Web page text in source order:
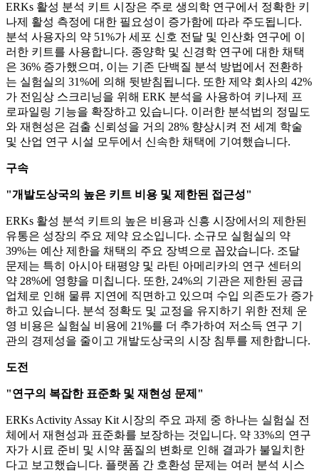
ERKs 활성 분석 키트 시장은 주로 생의학 연구에서 정확한 키
나제 활성 측정에 대한 필요성이 증가함에 따라 주도됩니다.
분석 사용자의 약 51%가 세포 신호 전달 및 인산화 연구에 이
러한 키트를 사용합니다. 종양학 및 신경학 연구에 대한 채택
은 36% 증가했으며, 이는 기존 단백질 분석 방법에서 전환하
는 실험실의 31%에 의해 뒷받침됩니다. 또한 제약 회사의 42%
가 전임상 스크리닝을 위해 ERK 분석을 사용하여 키나제 프
로파일링 기능을 확장하고 있습니다. 이러한 분석법의 정밀도
와 재현성은 검출 신뢰성을 거의 28% 향상시켜 전 세계 학술
및 산업 연구 시설 모두에서 신속한 채택에 기여했습니다.
구속
"개발도상국의 높은 키트 비용 및 제한된 접근성"
ERKs 활성 분석 키트의 높은 비용과 신흥 시장에서의 제한된
유통은 성장의 주요 제약 요소입니다. 소규모 실험실의 약
39%는 예산 제한을 채택의 주요 장벽으로 꼽았습니다. 조달
문제는 특히 아시아 태평양 및 라틴 아메리카의 연구 센터의
약 28%에 영향을 미칩니다. 또한, 24%의 기관은 제한된 공급
업체로 인해 물류 지연에 직면하고 있으며 수입 의존도가 증가
하고 있습니다. 분석 정확도 및 교정을 유지하기 위한 전체 운
영 비용은 실험실 비용에 21%를 더 추가하여 저소득 연구 기
관의 경제성을 줄이고 개발도상국의 시장 침투를 제한합니다.
도전
"연구의 복잡한 표준화 및 재현성 문제"
ERKs Activity Assay Kit 시장의 주요 과제 중 하나는 실험실 전
체에서 재현성과 표준화를 보장하는 것입니다. 약 33%의 연구
자가 시료 준비 및 시약 품질의 변화로 인해 결과가 불일치한
다고 보고했습니다. 플랫폼 간 호환성 문제는 여러 분석 시스